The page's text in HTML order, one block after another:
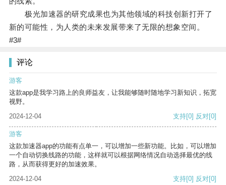
极光加速器的研究成果也为其他领域的科技创新打开了
新的可能性，为人类的未来发展带来了无限的想象空间。
#3#
评论
游客
这款app是我学习路上的良师益友，让我能够随时随地学习新知识，拓宽
视野。
2024-12-04
支持[0] 反对[0]
游客
这款加速器app的功能有点单一，可以增加一些新功能。比如，可以增加
一个自动切换线路的功能，这样就可以根据网络情况自动选择最优的线
路，从而获得更好的加速效果。
2024-12-04
支持[0] 反对[0]